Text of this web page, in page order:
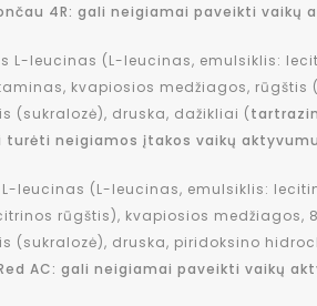
4R: gali neigiamai paveikti vaikų
L-leucinas (L-leucinas, emulsiklis:
kvapiosios medžiagos,
(sukralozė), druska, dažikliai (
turėti neigiamos įtakos vaikų
leucinas (L-leucinas, emulsiklis:
rūgštis), kvapiosios
(sukralozė), druska, piridoksino
AC: gali neigiamai paveikti vaikų